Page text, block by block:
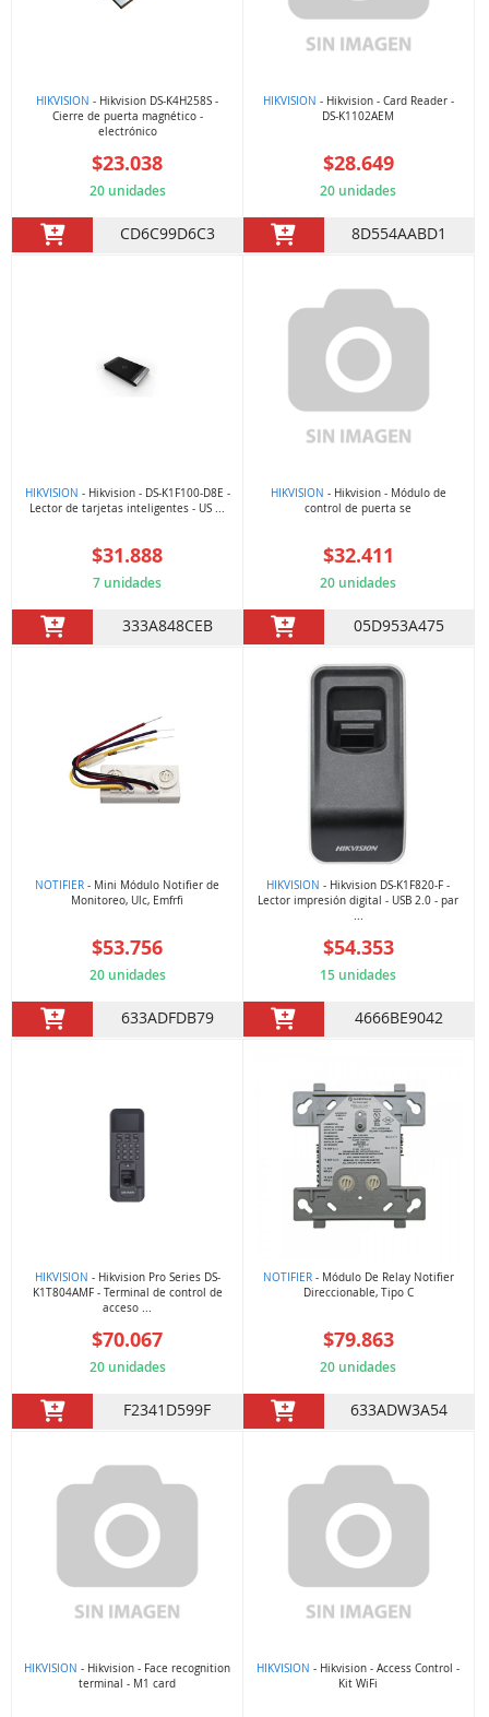
HIKVISION - Hikvision DS-K4H258S -
Cierre de puerta magnético -
electrónico
$23.038
20 unidades
CD6C99D6C3
HIKVISION - Hikvision - Card Reader -
DS-K1102AEM
$28.649
20 unidades
8D554AABD1
HIKVISION - Hikvision - DS-K1F100-D8E -
Lector de tarjetas inteligentes - US ...
$31.888
7 unidades
333A848CEB
HIKVISION - Hikvision - Módulo de
control de puerta se
$32.411
20 unidades
05D953A475
NOTIFIER - Mini Módulo Notifier de
Monitoreo, Ulc, Emfrfi
$53.756
20 unidades
633ADFDB79
HIKVISION - Hikvision DS-K1F820-F -
Lector impresión digital - USB 2.0 - par
...
$54.353
15 unidades
4666BE9042
HIKVISION - Hikvision Pro Series DS-
K1T804AMF - Terminal de control de
acceso ...
$70.067
20 unidades
F2341D599F
NOTIFIER- Módulo De Relay Notifier
Direccionable, Tipo C
$79.863
20 unidades
633ADW3A54
HIKVISION - Hikvision - Face recognition
terminal - M1 card
HIKVISION - Hikvision - Access Control -
Kit WiFi